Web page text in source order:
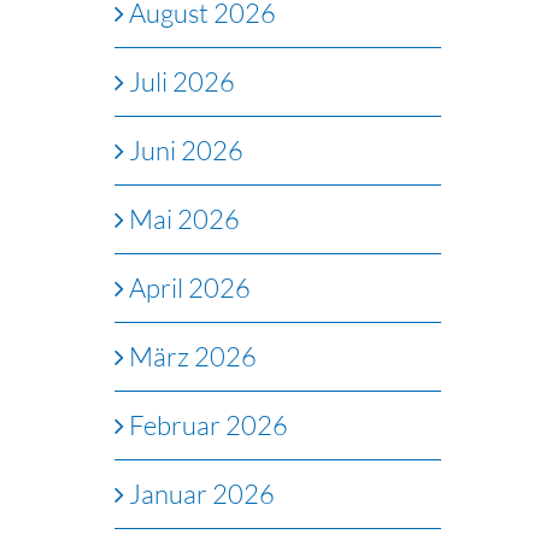
August 2026
Juli 2026
Juni 2026
Mai 2026
April 2026
März 2026
Februar 2026
Januar 2026